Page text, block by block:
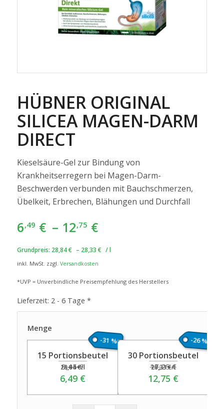
HÜBNER ORIGINAL
SILICEA MAGEN-DARM
DIRECT
Kieselsäure-Gel zur Bindung von
Krankheitserregern bei Magen-Darm-
Beschwerden verbunden mit Bauchschmerzen,
Übelkeit, Erbrechen, Blähungen und Durchfall
6,49 € – 12,75 €
Grundpreis: 28,84€ – 28,33 € /l
inkl. MwSt. zzgl. Versandkosten
*UVP = Unverbindliche Preisempfehlung des Herstellers
Lieferzeit: 2 - 6 Tage *
Menge
15 Portionsbeutel
9,45€
6,49 €
28,84€/l
-31 %
30 Portionsbeutel
17,25€
12,75 €
28,33€/l
-26 %